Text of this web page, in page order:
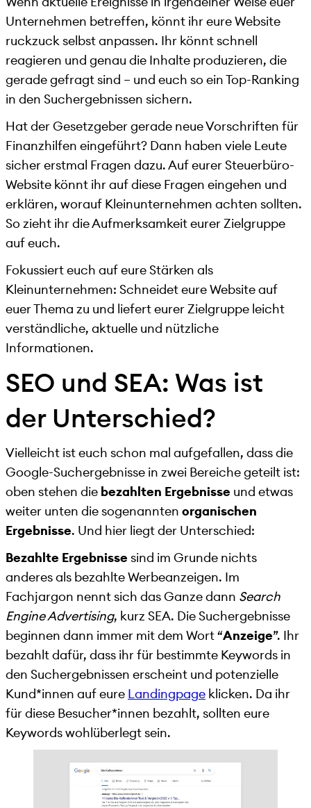
Unternehmen betreffen, könnt ihr eure Website
ruckzuck selbst anpassen. Ihr könnt schnell
reagieren und genau die Inhalte produzieren, die
gerade gefragt sind – und euch so ein Top-Ranking
in den Suchergebnissen sichern.
Hat der Gesetzgeber gerade neue Vorschriften für
Finanzhilfen eingeführt? Dann haben viele Leute
sicher erstmal Fragen dazu. Auf eurer Steuerbüro-
Website könnt ihr auf diese Fragen eingehen und
erklären, worauf Kleinunternehmen achten sollten.
So zieht ihr die Aufmerksamkeit eurer Zielgruppe
auf euch.
Fokussiert euch auf eure Stärken als
Kleinunternehmen: Schneidet eure Website auf
euer Thema zu und liefert eurer Zielgruppe leicht
verständliche, aktuelle und nützliche
Informationen.
SEO und SEA: Was ist
der Unterschied?
Vielleicht ist euch schon mal aufgefallen, dass die
Google-Suchergebnisse in zwei Bereiche geteilt ist:
oben stehen die bezahlten Ergebnisse und etwas
weiter unten die sogenannten organischen
Ergebnisse. Und hier liegt der Unterschied:
Bezahlte Ergebnissesind im Grunde nichts
anderes als bezahlte Werbeanzeigen. Im
Fachjargon nennt sich das Ganze dann Search
Engine Advertising, kurz SEA. Die Suchergebnisse
beginnen dann immer mit dem Wort “Anzeige”. Ihr
bezahlt dafür, dass ihr für bestimmte Keywords in
den Suchergebnissen erscheint und potenzielle
Kund*innen auf eure Landingpage klicken. Da ihr
für diese Besucher*innen bezahlt, sollten eure
Keywords wohlüberlegt sein.